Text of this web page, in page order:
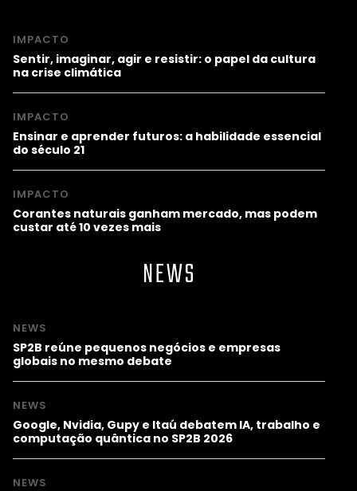
IMPACTO
Sentir, imaginar, agir e resistir: o papel da cultura
na crise climática
IMPACTO
Ensinar e aprender futuros: a habilidade essencial
do século 21
IMPACTO
Corantes naturais ganham mercado, mas podem
custar até 10 vezes mais
NEWS
NEWS
SP2B reúne pequenos negócios e empresas
globais no mesmo debate
NEWS
Google, Nvidia, Gupy e Itaú debatem IA, trabalho e
computação quântica no SP2B 2026
NEWS